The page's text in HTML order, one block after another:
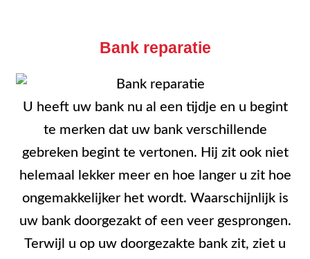
Bank reparatie
U heeft uw bank nu al een tijdje en u begint
te merken dat uw bank verschillende
gebreken begint te vertonen. Hij zit ook niet
helemaal lekker meer en hoe langer u zit hoe
ongemakkelijker het wordt. Waarschijnlijk is
uw bank doorgezakt of een veer gesprongen.
Terwijl u op uw doorgezakte bank zit, ziet u